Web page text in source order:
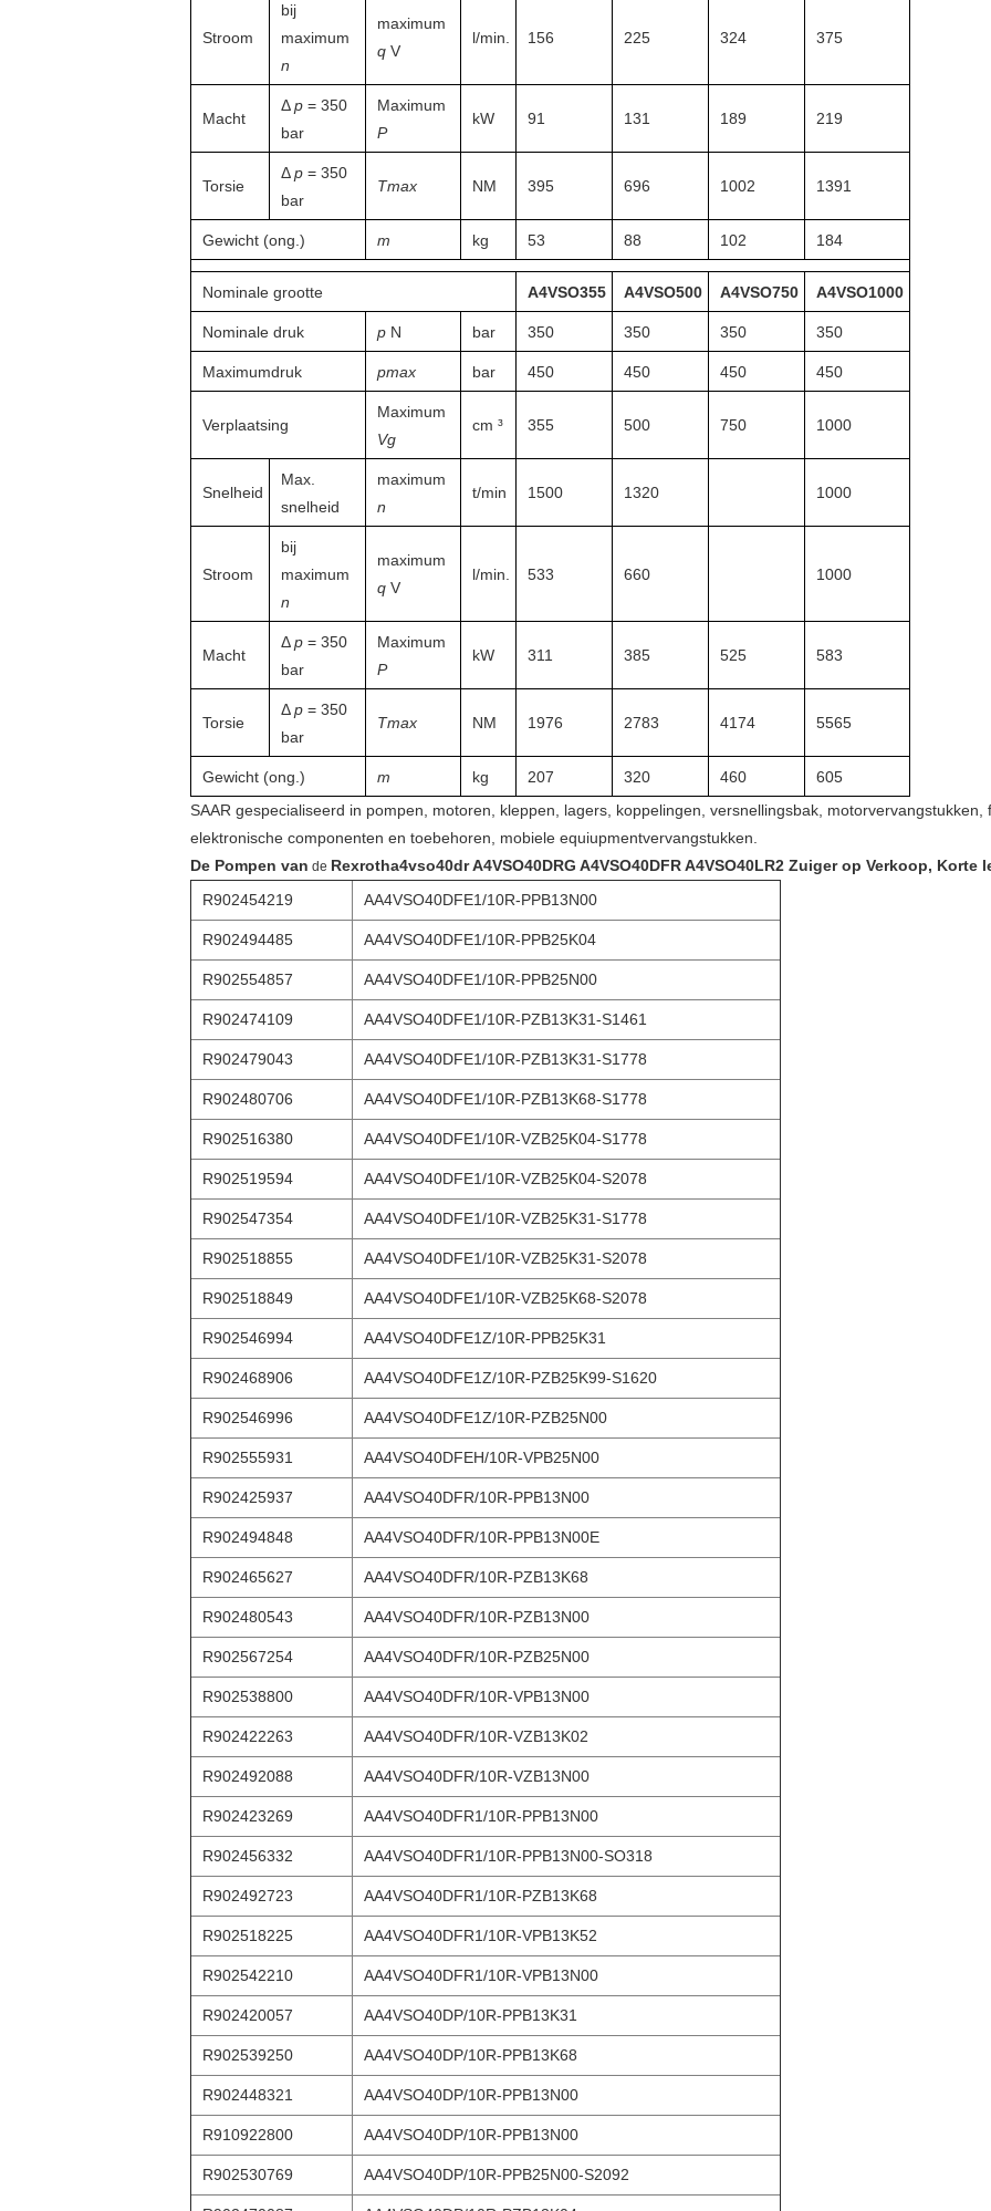
Stroom
bij
maximum
n
maximum
q V
l/min. 156 225 324 375
Macht
Δp = 350
bar
Maximum
P
kW 91 131 189 219
Torsie
Δp = 350
bar
Tmax NM 395 696 1002 1391
Gewicht (ong.) m kg 53 88 102 184
Nominale grootte A4VSO355 A4VSO500 A4VSO750 A4VSO1000
Nominale druk p N bar 350 350 350 350
Maximumdruk pmax bar 450 450 450 450
Verplaatsing
Maximum
Vg
cm ³ 355 500 750 1000
Snelheid
Max.
snelheid
maximum
n
t/min 1500 1320 1000
Stroom
bij
maximum
n
maximum
q V
l/min. 533 660 1000
Macht
Δp = 350
bar
Maximum
P
kW 311 385 525 583
Torsie
Δp = 350
bar
Tmax NM 1976 2783 4174 5565
Gewicht (ong.) m kg 207 320 460
605
SAAR gespecialiseerd in pompen, motoren, kleppen, lagers, koppelingen, versnellingsbak, motorvervangstukken,
elektronische componenten en toebehoren, mobiele equiupmentvervangstukken.
De Pompen van de Rexrotha4vso40dr A4VSO40DRG A4VSO40DFR A4VSO40LR2 Zuiger op Verkoop,
R902454219
AA4VSO40DFE1/10R-PPB13N00
R902494485 AA4VSO40DFE1/10R-PPB25K04
R902554857 AA4VSO40DFE1/10R-PPB25N00
R902474109 AA4VSO40DFE1/10R-PZB13K31-S1461
R902479043 AA4VSO40DFE1/10R-PZB13K31-S1778
R902480706 AA4VSO40DFE1/10R-PZB13K68-S1778
R902516380 AA4VSO40DFE1/10R-VZB25K04-S1778
R902519594 AA4VSO40DFE1/10R-VZB25K04-S2078
R902547354 AA4VSO40DFE1/10R-VZB25K31-S1778
R902518855 AA4VSO40DFE1/10R-VZB25K31-S2078
R902518849 AA4VSO40DFE1/10R-VZB25K68-S2078
R902546994 AA4VSO40DFE1Z/10R-PPB25K31
R902468906 AA4VSO40DFE1Z/10R-PZB25K99-S1620
R902546996 AA4VSO40DFE1Z/10R-PZB25N00
R902555931 AA4VSO40DFEH/10R-VPB25N00
R902425937 AA4VSO40DFR/10R-PPB13N00
R902494848 AA4VSO40DFR/10R-PPB13N00E
R902465627 AA4VSO40DFR/10R-PZB13K68
R902480543 AA4VSO40DFR/10R-PZB13N00
R902567254 AA4VSO40DFR/10R-PZB25N00
R902538800 AA4VSO40DFR/10R-VPB13N00
R902422263 AA4VSO40DFR/10R-VZB13K02
R902492088 AA4VSO40DFR/10R-VZB13N00
R902423269 AA4VSO40DFR1/10R-PPB13N00
R902456332 AA4VSO40DFR1/10R-PPB13N00-SO318
R902492723 AA4VSO40DFR1/10R-PZB13K68
R902518225 AA4VSO40DFR1/10R-VPB13K52
R902542210 AA4VSO40DFR1/10R-VPB13N00
R902420057 AA4VSO40DP/10R-PPB13K31
R902539250 AA4VSO40DP/10R-PPB13K68
R902448321 AA4VSO40DP/10R-PPB13N00
R910922800 AA4VSO40DP/10R-PPB13N00
R902530769 AA4VSO40DP/10R-PPB25N00-S2092